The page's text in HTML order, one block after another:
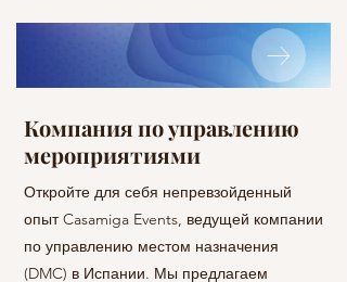
Компания по управлению
мероприятиями
Откройте для себя непревзойденный
опыт Casamiga Events, ведущей компании
по управлению местом назначения
(DMC) в Испании. Мы предлагаем